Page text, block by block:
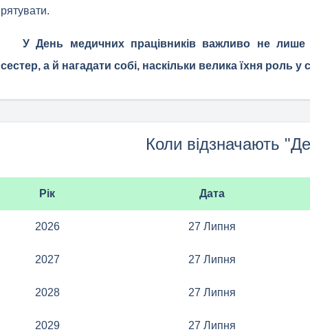
рятувати.
У День медичних працівників важливо не лише
сестер, а й нагадати собі, наскільки велика їхня роль у
Коли відзначають
Рік Дата
2026 27 Липня
2027 27 Липня
2028 27 Липня
2029 27 Липня